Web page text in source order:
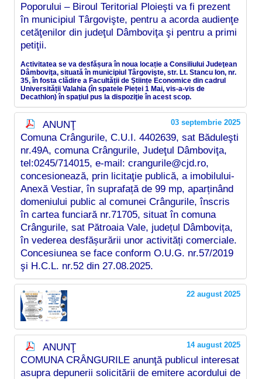
Poporului – Biroul Teritorial Ploieşti va fi prezent
în municipiul Târgovişte, pentru a acorda audienţe
cetăţenilor din judeţul Dâmboviţa şi pentru a primi
petiţii.
Activitatea se va desfășura în noua locație a Consiliului Judeţean
Dâmboviţa, situată în municipiul Târgovişte, str. Lt. Stancu Ion, nr.
35, în fosta clădire a Facultății de Științe Economice din cadrul
Universității Valahia (în spatele Pieței 1 Mai, vis-a-vis de
Decathlon) în spaţiul pus la dispoziţie în acest scop.
03 septembrie 2025
ANUNŢ
Comuna Crângurile, C.U.I. 4402639, sat Băduleşti
nr.49A, comuna Crângurile, Judeţul Dâmboviţa,
tel:0245/714015, e-mail: crangurile@cjd.ro,
concesionează, prin licitaţie publică, a imobilului-
Anexă Vestiar, în suprafață de 99 mp, aparținând
domeniului public al comunei Crângurile, înscris
în cartea funciară nr.71705, situat în comuna
Crângurile, sat Pătroaia Vale, județul Dâmbovița,
în vederea desfășurării unor activități comerciale.
Concesiunea se face conform O.U.G. nr.57/2019
şi H.C.L. nr.52 din 27.08.2025.
22 august 2025
14 august 2025
ANUNŢ
COMUNA CRÂNGURILE anunţă publicul interesat
asupra depunerii solicitării de emitere acordului de